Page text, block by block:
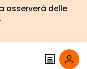
osserverà delle